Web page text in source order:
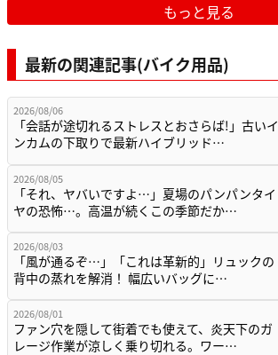
もっと見る
最新の関連記事(バイク用品)
2026/08/06
「会話が途切れるストレスとおさらば!」古いイ
ンカムの下取りで最新ハイブリッド…
2026/08/05
「それ、ヤバいですよ…」夏場のパンパンタイ
ヤの恐怖…。高温が続くこの季節だか…
2026/08/03
「風が通るぞ…」「これは革新的」リュックの
背中の蒸れを解消！ 幅広いバッグに…
2026/08/01
ファン穴を隠して街着でも使えて、炎天下のガ
レージ作業が涼しく乗り切れる。ワー…